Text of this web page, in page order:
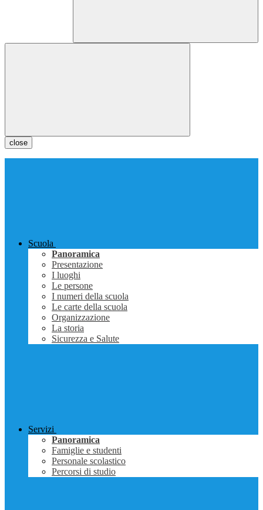
close
Scuola
Panoramica
Presentazione
I luoghi
Le persone
I numeri della scuola
Le carte della scuola
Organizzazione
La storia
Sicurezza e Salute
Servizi
Panoramica
Famiglie e studenti
Personale scolastico
Percorsi di studio